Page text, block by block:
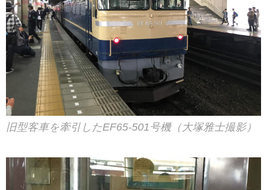
旧型客車を牽引したEF65-501号機（大塚雅士撮影）